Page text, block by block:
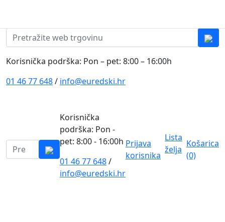
Pretraži:
Korisnička podrška: Pon – pet: 8:00 – 16:00h
01 46 77 648/ info@euredski.hr
Pretraži:
Korisnička
podrška: Pon -
pet: 8:00 - 16:00h
01 46 77 648/
info@euredski.hr
Prijava
korisnika
Lista
želja
Košarica
(0)